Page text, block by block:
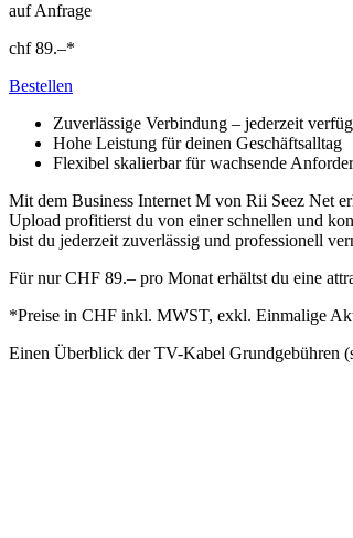
auf Anfrage
chf 89.–*
Bestellen
Zuverlässige Verbindung – jederzeit
Hohe Leistung für deinen Geschäftsalltag
Flexibel skalierbar für wachsende
Mit dem Business Internet M von Rii Seez Net
Upload profitierst du von einer schnellen und
bist du jederzeit zuverlässig und professionell
Für nur CHF 89.– pro Monat erhältst du eine
*Preise in CHF inkl. MWST, exkl. Einmalige
Einen Überblick der TV-Kabel Grundgebühren